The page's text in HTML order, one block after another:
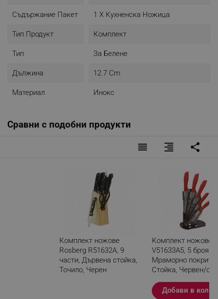
Съдържание Пакет 1 Х Кухненска Ножица
Тип Продукт Комплект
Тип За Белене
Дължина 12.7 Cm
Материал Инокс
Сравни с подобни продукти
reorder format_align_right share
Комплект ножове
Rosberg R51632A, 9
части, Дървена стойка,
Точило, Черен
Комплект ножове
V51633A5, 5 броя,
Мраморно
Стойка, Червен/сив
Добави в